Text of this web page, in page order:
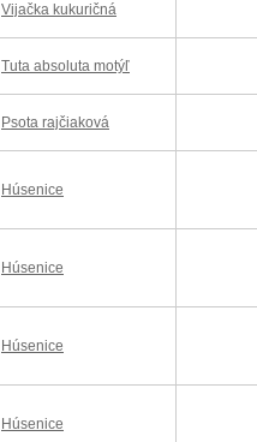
Vijačka kukuričná
Tuta absoluta motýľ
Psota rajčiaková
Húsenice
Húsenice
Húsenice
Húsenice